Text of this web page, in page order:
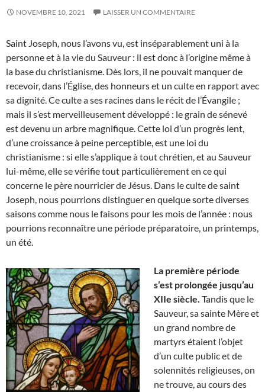
NOVEMBRE 10, 2021 LAISSER UN COMMENTAIRE
Saint Joseph, nous l’avons vu, est inséparablement uni à la
personne et à la vie du Sauveur : il est donc à l’origine même à
la base du christianisme. Dès lors, il ne pouvait manquer de
recevoir, dans l’Église, des honneurs et un culte en rapport avec
sa dignité. Ce culte a ses racines dans le récit de l’Évangile ;
mais il s’est merveilleusement développé : le grain de sénevé
est devenu un arbre magnifique. Cette loi d’un progrès lent,
d’une croissance à peine perceptible, est une loi du
christianisme : si elle s’applique à tout chrétien, et au Sauveur
lui-même, elle se vérifie tout particulièrement en ce qui
concerne le père nourricier de Jésus. Dans le culte de saint
Joseph, nous pourrions distinguer en quelque sorte diverses
saisons comme nous le faisons pour les mois de l’année : nous
pourrions reconnaître une période préparatoire, un printemps,
un été.
La première période
s’est prolongée jusqu’au
XIIe siècle. Tandis que le
Sauveur, sa sainte Mère et
un grand nombre de
martyrs étaient l’objet
d’un culte public et de
solennités religieuses, on
ne trouve, au cours des